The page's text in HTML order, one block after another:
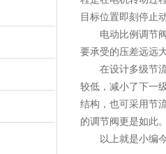
目标位置即刻停止
电动比例调节阀
要承受的压差远远
在设计多级节流
较低，减小了下一
结构，也可采用节
的调节阀更是如此
以上就是小编今